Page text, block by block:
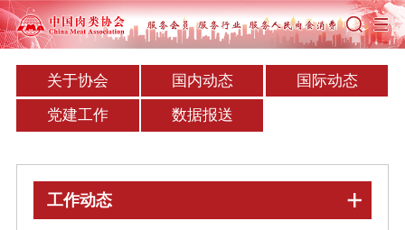
关于协会 国内动态 国际动态
党建工作 数据报送
工作动态